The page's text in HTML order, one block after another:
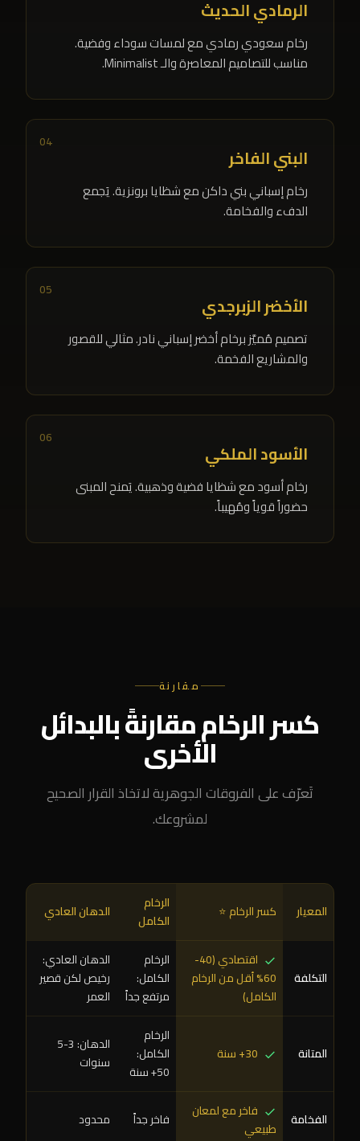
الرمادي الحديث
رخام سعودي رمادي مع لمسات سوداء وفضية.
مناسب للتصاميم المعاصرة والـ Minimalist.
04
البني الفاخر
رخام إسباني بني داكن مع شظايا برونزية. يَجمع
الدفء والفخامة.
05
الأخضر الزبرجدي
تصميم مُميَّز برخام أخضر إسباني نادر. مثالي للقصور
والمشاريع الفخمة.
06
الأسود الملكي
رخام أسود مع شظايا فضية وذهبية. يَمنح المبنى
حضوراً قوياً ومُهيباً.
مقارنة
كسر الرخام مقارنةً بالبدائل
الأخرى
تَعرّف على الفروقات الجوهرية لاتخاذ القرار الصحيح
لمشروعك.
المعيار كسر الرخام ⭐
الرخام
الكامل
الدهان العادي
التكلفة
اقتصادي (40-
60% أقل من الرخام
الكامل)
الرخام
الكامل:
مرتفع جداً
الدهان العادي:
رخيص لكن قصير
العمر
المتانة
الرخام
الكامل:
50+ سنة
الدهان: 3-5
سنوات
الفخامة
فاخر مع لمعان
طبيعي
فاخر جداً محدود